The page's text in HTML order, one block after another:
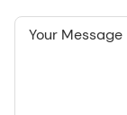
Your Message